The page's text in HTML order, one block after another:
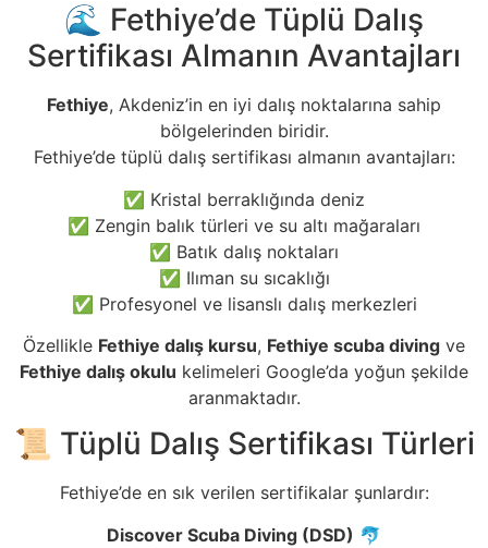
🌊 Fethiye’de Tüplü Dalış
Sertifikası Almanın Avantajları
Fethiye, Akdeniz’in en iyi dalış noktalarına sahip
bölgelerinden biridir.
Fethiye’de tüplü dalış sertifikası almanın avantajları:
✅ Kristal berraklığında deniz
✅ Zengin balık türleri ve su altı mağaraları
✅ Batık dalış noktaları
✅ Ilıman su sıcaklığı
✅ Profesyonel ve lisanslı dalış merkezleri
Özellikle Fethiye dalış kursu, Fethiye scuba diving ve
Fethiye dalış okulu kelimeleri Google’da yoğun şekilde
aranmaktadır.
📜 Tüplü Dalış Sertifikası Türleri
Fethiye’de en sık verilen sertifikalar şunlardır:
Discover Scuba Diving (DSD) 🐬